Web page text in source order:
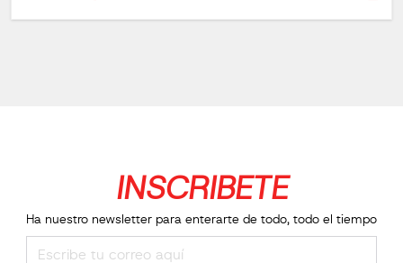
INSCRIBETE
Ha nuestro newsletter para enterarte de todo, todo el tiempo